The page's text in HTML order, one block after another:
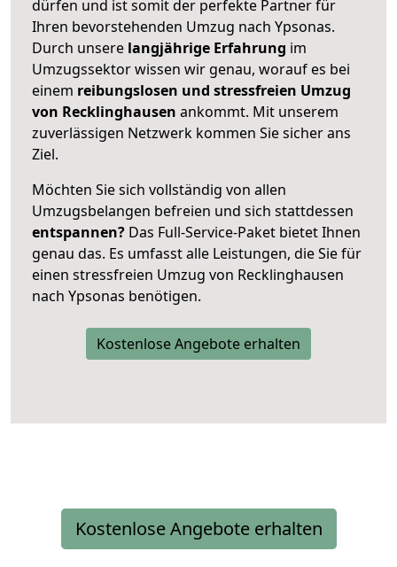
dürfen und ist somit der perfekte Partner für
Ihren bevorstehenden Umzug nach Ypsonas.
Durch unsere langjährige Erfahrung im
Umzugssektor wissen wir genau, worauf es bei
einem reibungslosen und stressfreien Umzug
von Recklinghausen ankommt. Mit unserem
zuverlässigen Netzwerk kommen Sie sicher ans
Ziel.
Möchten Sie sich vollständig von allen
Umzugsbelangen befreien und sich stattdessen
entspannen? Das Full-Service-Paket bietet Ihnen
genau das. Es umfasst alle Leistungen, die Sie für
einen stressfreien Umzug von Recklinghausen
nach Ypsonas benötigen.
Kostenlose Angebote erhalten
Kostenlose Angebote erhalten